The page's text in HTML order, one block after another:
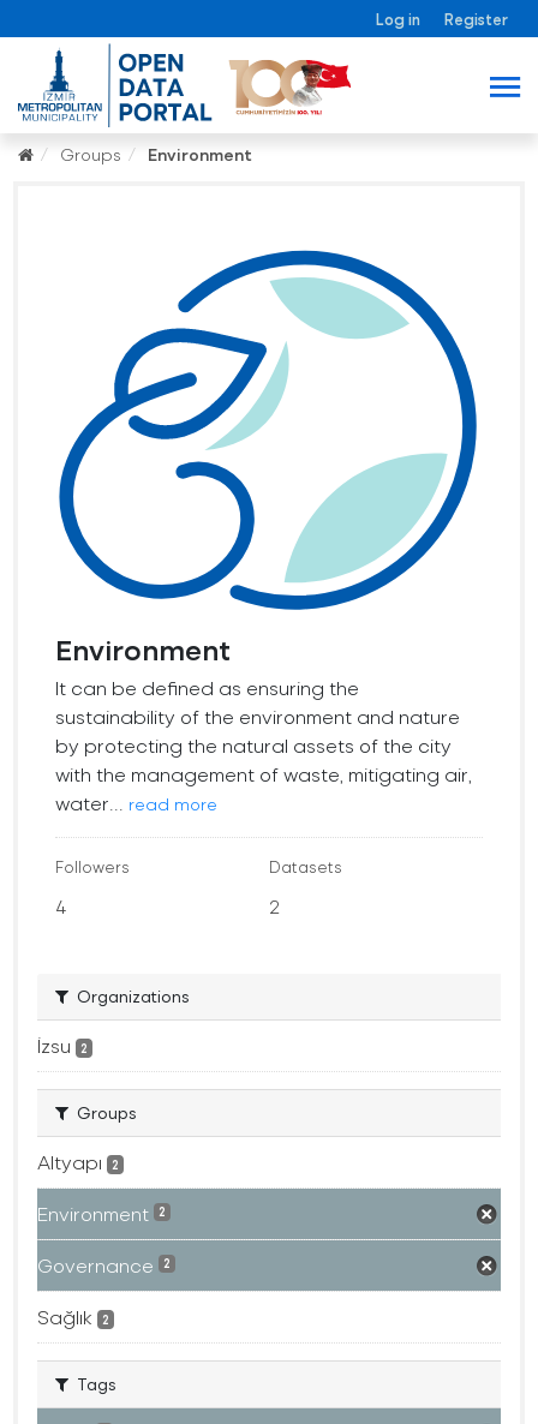
Log in Register
Groups Environment
Environment
It can be defined as ensuring the
sustainability of the environment and nature
by protecting the natural assets of the city
with the management of waste, mitigating air,
water...
read more
Followers
4
Datasets
2
Organizations
İzsu 2
Groups
Altyapı 2
Environment 2
Governance 2
Sağlık 2
Tags